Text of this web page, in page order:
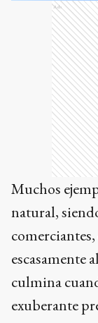
Ads
Muchos
natural,
escasamente
culmina
exuberante